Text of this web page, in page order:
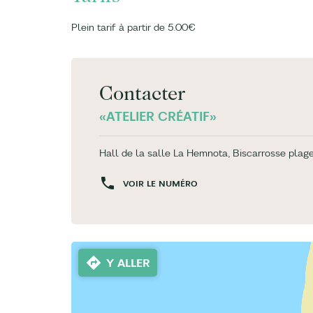
Plein tarif à partir de 5.00€
Contacter
«ATELIER CRÉATIF»
Hall de la salle La Hemnota, Biscarrosse
VOIR LE NUMÉRO
Y ALLER